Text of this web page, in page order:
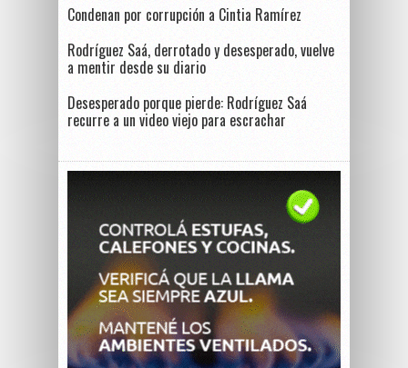
Condenan por corrupción a Cintia Ramírez
Rodríguez Saá, derrotado y desesperado, vuelve
a mentir desde su diario
Desesperado porque pierde: Rodríguez Saá
recurre a un video viejo para escrachar